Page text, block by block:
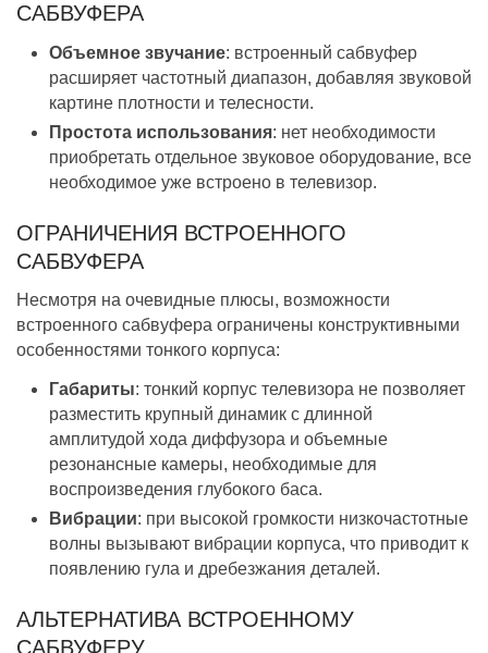
САБВУФЕРА
Объемное звучание: встроенный сабвуфер
расширяет частотный диапазон, добавляя звуковой
картине плотности и телесности.
Простота использования: нет необходимости
приобретать отдельное звуковое оборудование, все
необходимое уже встроено в телевизор.
ОГРАНИЧЕНИЯ ВСТРОЕННОГО
САБВУФЕРА
Несмотря на очевидные плюсы, возможности
встроенного сабвуфера ограничены конструктивными
особенностями тонкого корпуса:
Габариты: тонкий корпус телевизора не позволяет
разместить крупный динамик с длинной
амплитудой хода диффузора и объемные
резонансные камеры, необходимые для
воспроизведения глубокого баса.
Вибрации: при высокой громкости низкочастотные
волны вызывают вибрации корпуса, что приводит к
появлению гула и дребезжания деталей.
АЛЬТЕРНАТИВА ВСТРОЕННОМУ
САБВУФЕРУ